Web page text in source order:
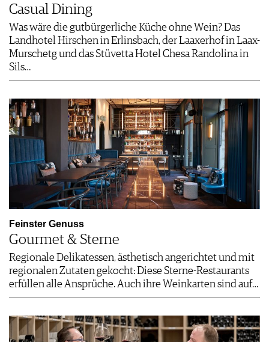
Casual Dining
Was wäre die gutbürgerliche Küche ohne Wein? Das
Landhotel Hirschen in Erlinsbach, der Laaxerhof in Laax-
Murschetg und das Stüvetta Hotel Chesa Randolina in
Sils…
Feinster Genuss
Gourmet & Sterne
Regionale Delikatessen, ästhetisch angerichtet und mit
regionalen Zutaten gekocht: Diese Sterne-Restaurants
erfüllen alle Ansprüche. Auch ihre Weinkarten sind auf…